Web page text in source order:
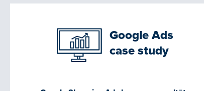
Google Ads
case study